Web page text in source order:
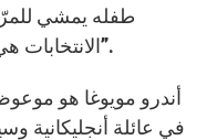
طفله يمشي
الانتخابات هي “بداية رحلة جديدة وليس النهاية”.
أندرو مويوغا هو
في عائلة أنجليكانية